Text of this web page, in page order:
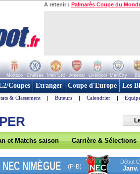
A retenir : Palmarès Coupe du
Monaco Chelsea Man Utd Arsenal Liverpool ManCity
Coupes Etranger Coupe d'Europe Les
& Classement | Buteurs | Calendrier |
et Matchs saison Carrière & Sélections
NEC NIMÈGUE (P-B)
Début
Janv.